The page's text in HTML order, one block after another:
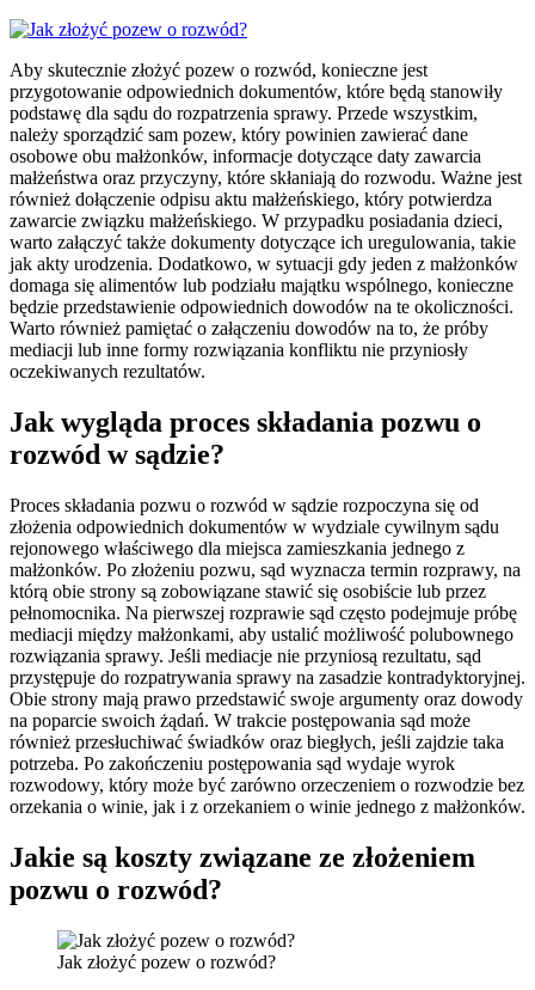
Aby skutecznie złożyć pozew o rozwód, konieczne jest
przygotowanie odpowiednich dokumentów, które będą stanowiły
podstawę dla sądu do rozpatrzenia sprawy. Przede wszystkim,
należy sporządzić sam pozew, który powinien zawierać dane
osobowe obu małżonków, informacje dotyczące daty zawarcia
małżeństwa oraz przyczyny, które skłaniają do rozwodu. Ważne jest
również dołączenie odpisu aktu małżeńskiego, który potwierdza
zawarcie związku małżeńskiego. W przypadku posiadania dzieci,
warto załączyć także dokumenty dotyczące ich uregulowania, takie
jak akty urodzenia. Dodatkowo, w sytuacji gdy jeden z małżonków
domaga się alimentów lub podziału majątku wspólnego, konieczne
będzie przedstawienie odpowiednich dowodów na te okoliczności.
Warto również pamiętać o załączeniu dowodów na to, że próby
mediacji lub inne formy rozwiązania konfliktu nie przyniosły
oczekiwanych rezultatów.
Jak wygląda proces składania pozwu o
rozwód w sądzie?
Proces składania pozwu o rozwód w sądzie rozpoczyna się od
złożenia odpowiednich dokumentów w wydziale cywilnym sądu
rejonowego właściwego dla miejsca zamieszkania jednego z
małżonków. Po złożeniu pozwu, sąd wyznacza termin rozprawy, na
którą obie strony są zobowiązane stawić się osobiście lub przez
pełnomocnika. Na pierwszej rozprawie sąd często podejmuje próbę
mediacji między małżonkami, aby ustalić możliwość polubownego
rozwiązania sprawy. Jeśli mediacje nie przyniosą rezultatu, sąd
przystępuje do rozpatrywania sprawy na zasadzie kontradyktoryjnej.
Obie strony mają prawo przedstawić swoje argumenty oraz dowody
na poparcie swoich żądań. W trakcie postępowania sąd może
również przesłuchiwać świadków oraz biegłych, jeśli zajdzie taka
potrzeba. Po zakończeniu postępowania sąd wydaje wyrok
rozwodowy, który może być zarówno orzeczeniem o rozwodzie bez
orzekania o winie, jak i z orzekaniem o winie jednego z małżonków.
Jakie są koszty związane ze złożeniem
pozwu o rozwód?
Jak złożyć pozew o rozwód?